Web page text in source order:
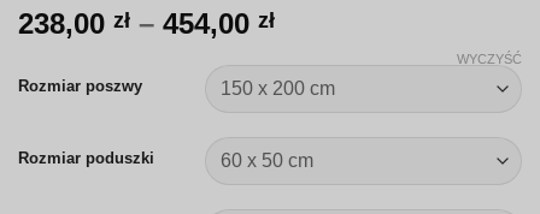
238,00 zł – 454,00 złZakres
od
238,00 zł
do
454,00 zł
Rozmiar poszwy
Rozmiar poduszki
WYCZYŚĆ